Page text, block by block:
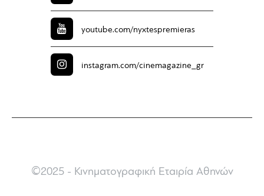
youtube.com/nyxtespremieras
instagram.com/cinemagazine_gr
©2025 - Κινηματογραφική Εταιρία Αθηνών